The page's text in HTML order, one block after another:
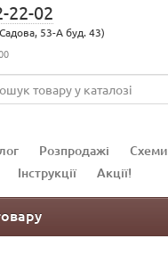
22-02
53-А буд. 43)
Розпродажі
Схеми
Інструкції Акції!